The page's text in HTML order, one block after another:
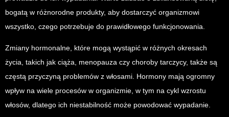
bogatą w różnorodne produkty, aby dostarczyć organizmowi
wszystko, czego potrzebuje do prawidłowego funkcjonowania.
Zmiany hormonalne, które mogą wystąpić w różnych okresach
życia, takich jak ciąża, menopauza czy choroby tarczycy, także są
częstą przyczyną problemów z włosami. Hormony mają ogromny
wpływ na wiele procesów w organizmie, w tym na cykl wzrostu
włosów, dlatego ich niestabilność może powodować wypadanie.